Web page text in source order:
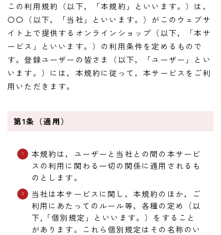
プリアンプ
シミュレーター
マルチエフェクター
イコライザー
リングモジュレータ
ピッチシフター
ギターアンプ
ベースアンプ
その他機材
ヘッドフォン
この利用規約（以下，「本規約」といいます。）は，
〇〇（以下，「当社」といいます。）がこのウェブサ
イト上で提供するオンラインショップ（以下，「本サ
ービス」といいます。）の利用条件を定めるもので
す。登録ユーザーの皆さま（以下，「ユーザー」とい
います。）には，本規約に従って，本サービスをご利
用いただきます。
第1条（適用）
本規約は，ユーザーと当社との間の本サービ
スの利用に関わる一切の関係に適用されるも
のとします。
当社は本サービスに関し，本規約のほか，ご
利用にあたってのルール等，各種の定め（以
下,「個別規定」といいます。）をすること
があります。これら個別規定はその名称のい